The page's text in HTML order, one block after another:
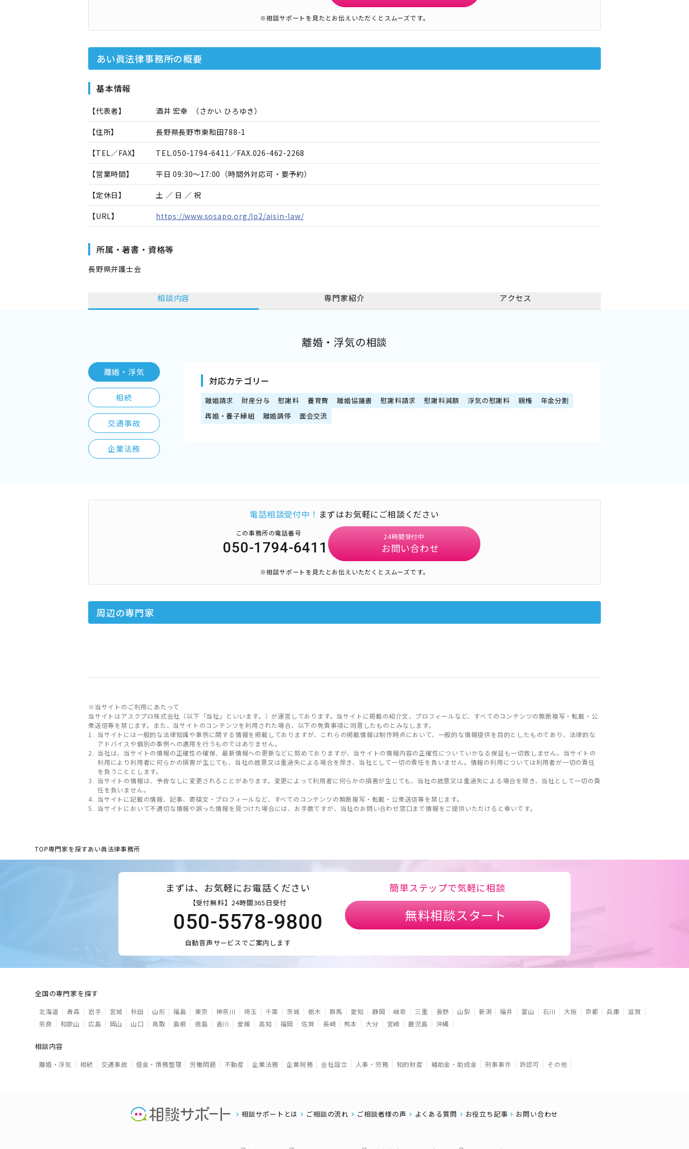
※相談サポートを見たとお伝えいただくとスムーズです。
あい眞法律事務所の概要
基本情報
【代表者】 酒井 宏幸 （さかい ひろゆき）
【住所】 長野県長野市東和田788-1
【TEL／FAX】 TEL.050-1794-6411 ／FAX.026-462-2268
【営業時間】 平日 09:30～17:00（時間外対応可・要予約）
【定休日】 土 ／ 日 ／ 祝
【URL】 https://www.sosapo.org/lp2/aisin-law/
所属・著書・資格等
長野県弁護士会
相談内容 専門家紹介 アクセス
離婚・浮気の相談
離婚・浮気
相続
交通事故
企業法務
対応カテゴリー
離婚請求 財産分与 慰謝料 養育費 離婚協議書 慰謝料請求 慰謝料減額 浮気の慰謝料 親権
年金分割
再婚・養子縁組
離婚調停 面会交流
電話相談受付中！ まずはお気軽にご相談ください
この事務所の電話番号
050-1794-6411
24時間受付中
お問い合わせ
※相談サポートを見たとお伝えいただくとスムーズです。
周辺の専門家
※当サイトのご利用にあたって
当サイトはアスクプロ株式会社（以下「当社」といいます。）が運営しております。当サイトに掲載の紹介文、プロフィールなど、すべてのコンテンツの無断複写・転載・公
衆送信等を禁じます。また、当サイトのコンテンツを利用された場合、以下の免責事項に同意したものとみなします。
当サイトには一般的な法律知識や事例に関する情報を掲載しておりますが、これらの掲載情報は制作時点において、一般的な情報提供を目的としたものであり、法律的な
アドバイスや個別の事例への適用を行うものではありません。
当社は、当サイトの情報の正確性の確保、最新情報への更新などに努めておりますが、当サイトの情報内容の正確性についていかなる保証も一切致しません。当サイトの
利用により利用者に何らかの損害が生じても、当社の故意又は重過失による場合を除き、当社として一切の責任を負いません。情報の利用については利用者が一切の責任
を負うこととします。
当サイトの情報は、予告なしに変更されることがあります。変更によって利用者に何らかの損害が生じても、当社の故意又は重過失による場合を除き、当社として一切の責
任を負いません。
当サイトに記載の情報、記事、寄稿文・プロフィールなど、すべてのコンテンツの無断複写・転載・公衆送信等を禁じます。
当サイトにおいて不適切な情報や誤った情報を見つけた場合には、お手数ですが、当社のお問い合わせ窓口まで情報をご提供いただけると幸いです。
TOP専門家を探すあい眞法律事務所
まずは、お気軽にお電話ください
【受付無料】24時間365日受付
050-5578-9800
自動音声サービスでご案内します
簡単ステップで気軽に相談
無料相談スタート
全国の専門家を探す
北海道 青森 岩手 宮城 秋田 山形 福島 東京 神奈川 埼玉 千葉 茨城 栃木 群馬 愛知 静岡 岐阜 三重 長野 山梨 新潟 福井 富山 石川 大阪 京都 兵庫
滋賀
奈良
和歌山 広島 岡山 山口 鳥取 島根 徳島 香川 愛媛 高知 福岡 佐賀 長崎 熊本 大分 宮崎 鹿児島 沖縄
相談内容
離婚・浮気 相続 交通事故 借金・債務整理 労働問題 不動産 企業法務 企業税務 会社設立 人事・労務 知的財産 補助金・助成金 刑事事件 許認可 その他
相談サポートとは ご相談の流れ ご相談者様の声 よくある質問 お役立ち記事 お問い合わせ